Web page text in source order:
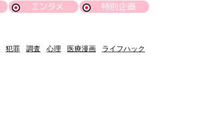
エンタメ 特別企画
犯罪 調査 心理 医療漫画
ライフハック